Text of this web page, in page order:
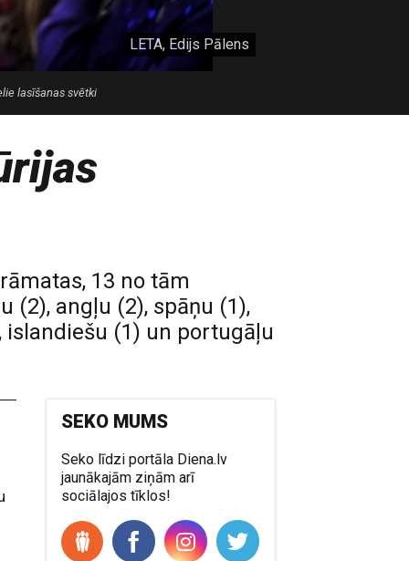
LETA, Edijs Pālens
lasīšanas svētki
13 no tām
(2), angļu (2), spāņu (1),
islandiešu (1) un portugāļu
SEKO MUMS
Seko līdzi portāla Diena.lv
jaunākajām ziņām arī
sociālajos tīklos!